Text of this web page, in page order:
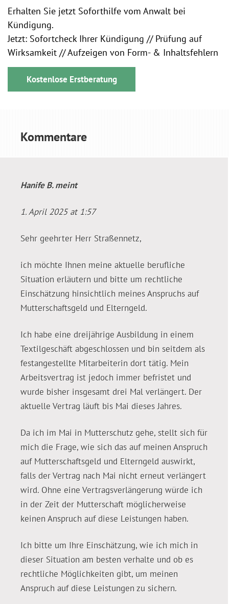
Erhalten Sie jetzt Soforthilfe vom Anwalt bei
Kündigung.
Jetzt: Sofortcheck Ihrer Kündigung // Prüfung auf
Wirksamkeit // Aufzeigen von Form- & Inhaltsfehlern
Kostenlose Erstberatung
Kommentare
Hanife B.meint
1. April 2025 at 1:57
Sehr geehrter Herr Straßennetz,
ich möchte Ihnen meine aktuelle berufliche
Situation erläutern und bitte um rechtliche
Einschätzung hinsichtlich meines Anspruchs auf
Mutterschaftsgeld und Elterngeld.
Ich habe eine dreijährige Ausbildung in einem
Textilgeschäft abgeschlossen und bin seitdem als
festangestellte Mitarbeiterin dort tätig. Mein
Arbeitsvertrag ist jedoch immer befristet und
wurde bisher insgesamt drei Mal verlängert. Der
aktuelle Vertrag läuft bis Mai dieses Jahres.
Da ich im Mai in Mutterschutz gehe, stellt sich für
mich die Frage, wie sich das auf meinen Anspruch
auf Mutterschaftsgeld und Elterngeld auswirkt,
falls der Vertrag nach Mai nicht erneut verlängert
wird. Ohne eine Vertragsverlängerung würde ich
in der Zeit der Mutterschaft möglicherweise
keinen Anspruch auf diese Leistungen haben.
Ich bitte um Ihre Einschätzung, wie ich mich in
dieser Situation am besten verhalte und ob es
rechtliche Möglichkeiten gibt, um meinen
Anspruch auf diese Leistungen zu sichern.